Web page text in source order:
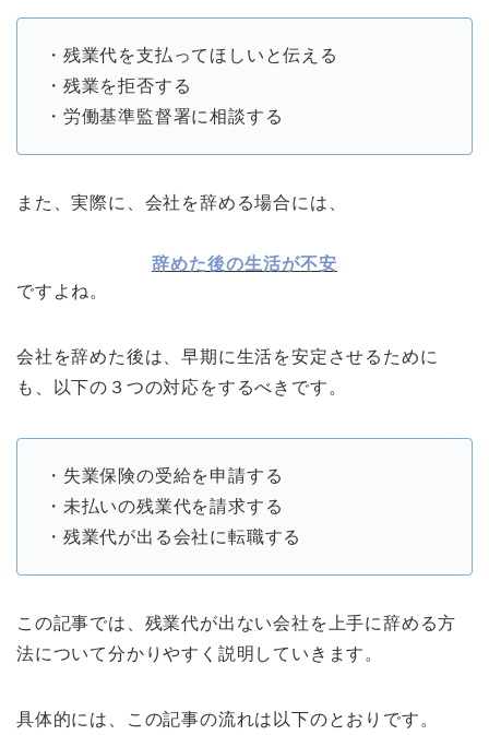
・残業代を支払ってほしいと伝える
・残業を拒否する
・労働基準監督署に相談する
また、実際に、会社を辞める場合には、
辞めた後の生活が不安
ですよね。
会社を辞めた後は、早期に生活を安定させるために
も、以下の３つの対応をするべきです。
・失業保険の受給を申請する
・未払いの残業代を請求する
・残業代が出る会社に転職する
この記事では、残業代が出ない会社を上手に辞める方
法について分かりやすく説明していきます。
具体的には、この記事の流れは以下のとおりです。